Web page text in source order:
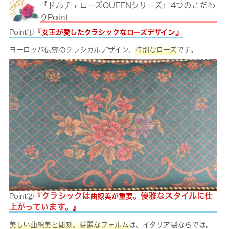
『ドルチェローズQUEENシリーズ』4つのこだわ
りPoint
Point①『女王が愛したクラシックなローズデザイン 』
ヨーロッパ伝統のクラシカルデザイン、 特別なローズです。
Point②『クラシックは曲線美が重要。優雅なスタイルに仕
上がっています。』
美しい曲線美と彫刻、端麗なフォルムは、イタリア製ならでは。